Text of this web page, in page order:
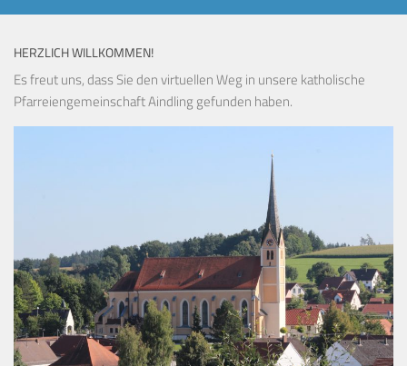
HERZLICH WILLKOMMEN!
Es freut uns, dass Sie den virtuellen Weg in unsere katholische
Pfarreiengemeinschaft Aindling gefunden haben.